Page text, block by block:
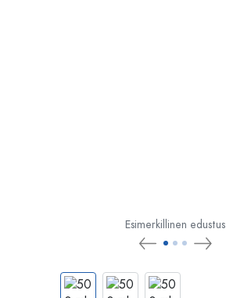
Esimerkillinen edustus